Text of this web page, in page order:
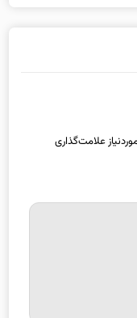
علامت‌گذاری